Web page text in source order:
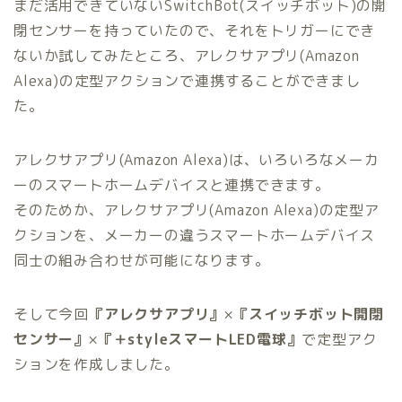
まだ活用できていないSwitchBot(スイッチボット)の開
閉センサーを持っていたので、それをトリガーにでき
ないか試してみたところ、アレクサアプリ(Amazon
Alexa)の定型アクションで連携することができまし
た。
アレクサアプリ(Amazon Alexa)は、いろいろなメーカ
ーのスマートホームデバイスと連携できます。
そのためか、アレクサアプリ(Amazon Alexa)の定型ア
クションを、メーカーの違うスマートホームデバイス
同士の組み合わせが可能になります。
そして今回 『アレクサアプリ』× 『スイッチボット開閉
センサー』 × 『＋styleスマートLED電球』 で定型アク
ションを作成しました。